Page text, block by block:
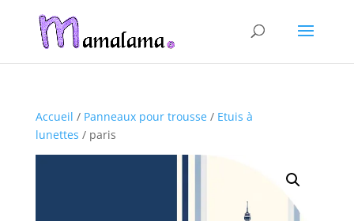
Accueil / Panneaux pour trousse/ Etuis à
lunettes / paris